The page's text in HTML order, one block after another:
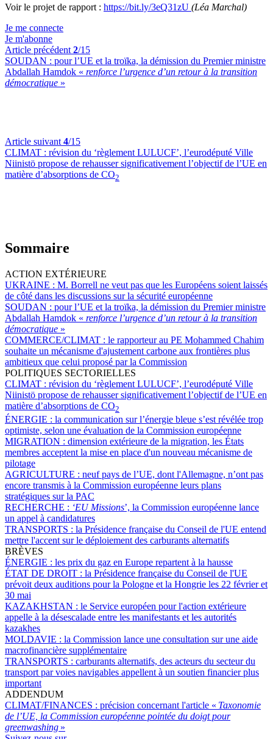
Voir le projet de rapport : https://bit.ly/3eQ31zU (Léa Marchal)
Je me connecte
Je m'abonne
Article précédent 2/15
SOUDAN : pour l’UE et la troïka, la démission du Premier ministre
Abdallah Hamdok « renforce l’urgence d’un retour à la transition
démocratique »
Article suivant 4/15
CLIMAT : révision du ‘règlement LULUCF’, l’eurodéputé Ville
Niinistö propose de rehausser significativement l’objectif de l’UE en
matière d’absorptions de CO2
Sommaire
ACTION EXTÉRIEURE
UKRAINE : M. Borrell ne veut pas que les Européens soient laissés
de côté dans les discussions sur la sécurité européenne
SOUDAN : pour l’UE et la troïka, la démission du Premier ministre
Abdallah Hamdok « renforce l’urgence d’un retour à la transition
démocratique »
COMMERCE/CLIMAT : le rapporteur au PE Mohammed Chahim
souhaite un mécanisme d'ajustement carbone aux frontières plus
ambitieux que celui proposé par la Commission
POLITIQUES SECTORIELLES
CLIMAT : révision du ‘règlement LULUCF’, l’eurodéputé Ville
Niinistö propose de rehausser significativement l’objectif de l’UE en
matière d’absorptions de CO2
ÉNERGIE : la communication sur l’énergie bleue s’est révélée trop
optimiste, selon une évaluation de la Commission européenne
MIGRATION : dimension extérieure de la migration, les États
membres acceptent la mise en place d'un nouveau mécanisme de
pilotage
AGRICULTURE : neuf pays de l’UE, dont l'Allemagne, n’ont pas
encore transmis à la Commission européenne leurs plans
stratégiques sur la PAC
RECHERCHE : ‘EU Missions’, la Commission européenne lance
un appel à candidatures
TRANSPORTS : la Présidence française du Conseil de l'UE entend
mettre l'accent sur le déploiement des carburants alternatifs
BRÈVES
ÉNERGIE : les prix du gaz en Europe repartent à la hausse
ÉTAT DE DROIT : la Présidence française du Conseil de l'UE
prévoit deux auditions pour la Pologne et la Hongrie les 22 février et
30 mai
KAZAKHSTAN : le Service européen pour l'action extérieure
appelle à la désescalade entre les manifestants et les autorités
kazakhes
MOLDAVIE : la Commission lance une consultation sur une aide
macrofinancière supplémentaire
TRANSPORTS : carburants alternatifs, des acteurs du secteur du
transport par voies navigables appellent à un soutien financier plus
important
ADDENDUM
CLIMAT/FINANCES : précision concernant l'article « Taxonomie
de l’UE, la Commission européenne pointée du doigt pour
greenwashing »